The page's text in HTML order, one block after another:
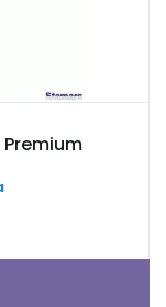
Premium